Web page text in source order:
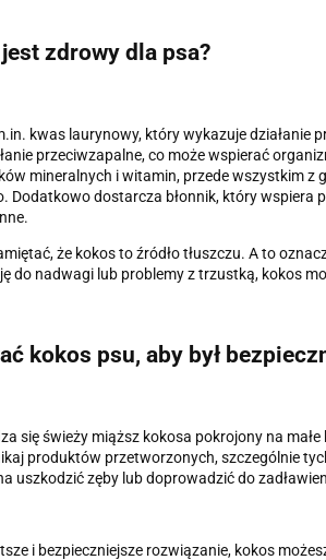
zdrowy dla psa?
kwas laurynowy, który wykazuje działanie
przeciwzapalne, co może wspierać
mineralnych i witamin, przede wszystkim
Dodatkowo dostarcza błonnik, który wspiera
że kokos to źródło tłuszczu. A to
do nadwagi lub problemy z trzustką, kokos
kokos psu, aby był
się świeży miąższ kokosa pokrojony na
produktów przetworzonych, szczególnie
uszkodzić zęby lub doprowadzić do
i bezpieczniejsze rozwiązanie, kokos